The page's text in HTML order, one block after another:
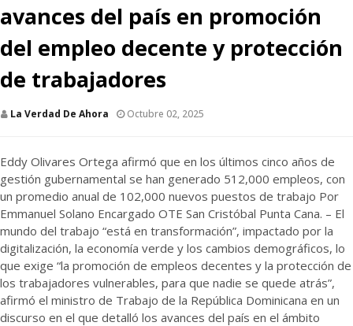
avances del país en promoción
del empleo decente y protección
de trabajadores
La Verdad De Ahora Octubre 02, 2025
Eddy Olivares Ortega afirmó que en los últimos cinco años de
gestión gubernamental se han generado 512,000 empleos, con
un promedio anual de 102,000 nuevos puestos de trabajo Por
Emmanuel Solano Encargado OTE San Cristóbal Punta Cana. – El
mundo del trabajo “está en transformación”, impactado por la
digitalización, la economía verde y los cambios demográficos, lo
que exige “la promoción de empleos decentes y la protección de
los trabajadores vulnerables, para que nadie se quede atrás”,
afirmó el ministro de Trabajo de la República Dominicana en un
discurso en el que detalló los avances del país en el ámbito